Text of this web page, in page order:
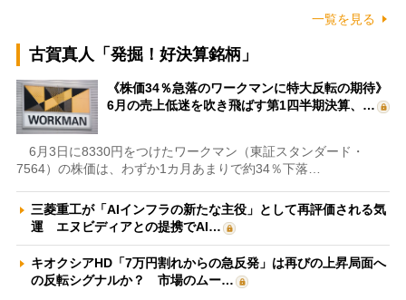
一覧を見る
古賀真人「発掘！好決算銘柄」
《株価34％急落のワークマンに特大反転の期待》
6月の売上低迷を吹き飛ばす第1四半期決算、…
6月3日に8330円をつけたワークマン（東証スタンダード・
7564）の株価は、わずか1カ月あまりで約34％下落…
三菱重工が「AIインフラの新たな主役」として再評価される気
運 エヌビディアとの提携でAI…
キオクシアHD「7万円割れからの急反発」は再びの上昇局面へ
の反転シグナルか？ 市場のムー…